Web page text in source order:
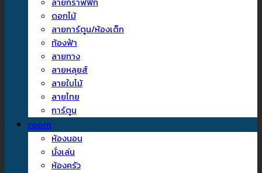
ดอกไม้
ลายการ์ตูน/ห้องเด็ก
ท้องฟ้า
ลายทาง
ลายหลุยส์
ลายใบไม้
ลายไทย
การ์ตูน
room
ห้องนอน
นั่งเล่น
ห้องครัว